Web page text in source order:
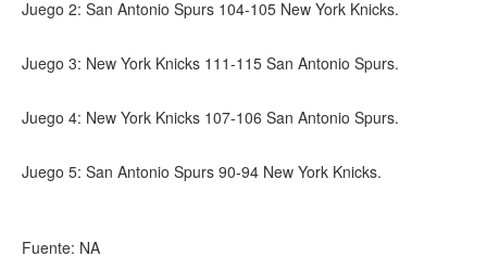
Juego 2: San Antonio Spurs 104-105 New York Knicks.
Juego 3: New York Knicks 111-115 San Antonio Spurs.
Juego 4: New York Knicks 107-106 San Antonio Spurs.
Juego 5: San Antonio Spurs 90-94 New York Knicks.
Fuente: NA